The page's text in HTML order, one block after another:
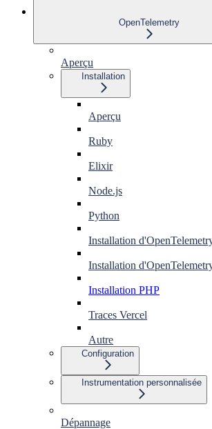
OpenTelemetry
Aperçu
Installation
Aperçu
Ruby
Elixir
Node.js
Python
Installation
Installation
Installation PHP
Traces Vercel
Autre
Configuration
Instrumentation personnalisée
Dépannage